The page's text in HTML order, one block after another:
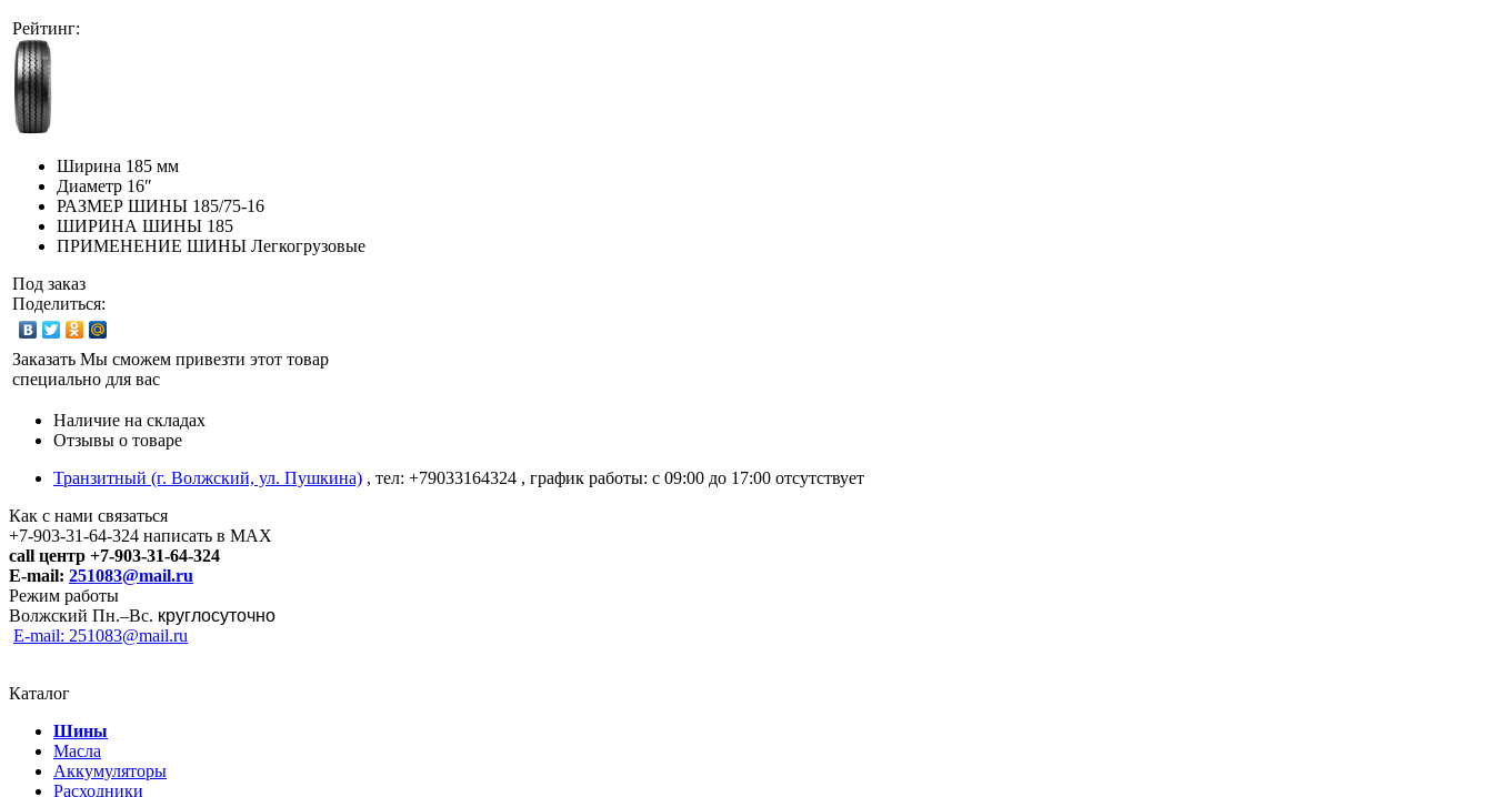
Рейтинг:
Ширина 185 мм
Диаметр 16″
РАЗМЕР ШИНЫ 185/75-16
ШИРИНА ШИНЫ 185
ПРИМЕНЕНИЕ ШИНЫ Легкогрузовые
Под заказ
Поделиться:
Заказать Мы сможем привезти этот товар
специально для вас
Наличие на складах
Отзывы о товаре
Транзитный (г. Волжский, ул. Пушкина) , тел: +79033164324 , график работы: с 09:00 до 17:00 отсутствует
Как с нами связаться
+7-903-31-64-324 написать в MAX
call центр +7-903-31-64-324
E-mail: 251083@mail.ru
Режим работы
Волжский Пн.–Вс. круглосуточно
E-mail: 251083@mail.ru
Каталог
Шины
Масла
Аккумуляторы
Расходники